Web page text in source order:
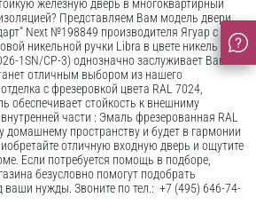
железную дверь в многоквартирный
Представляем Вам модель двери
Next №198849 производителя Ягуар с
никельной ручки Libra в цвете никель
1SN/CP-3) однозначно заслуживает Вашего
отличным выбором из нашего
с фрезеровкой цвета RAL 7024,
обеспечивает стойкость к внешниму
части : Эмаль фрезерованная RAL
пространству и будет в гармонии
отличную входную дверь и ощутите
Если потребуется помощь в подборе,
безусловно помогут подобрать
нужды. Звоните по тел.: +7 (495) 646-74-